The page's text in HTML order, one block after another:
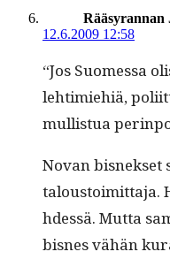
Rääsyrannan
12.6.2009 12:58
“Jos Suomes­sa
lehtimiehiä,
mullis­tua
Novan
talous­toimit­ta­ja.
hdessä. Mut­ta
bisnes vähän